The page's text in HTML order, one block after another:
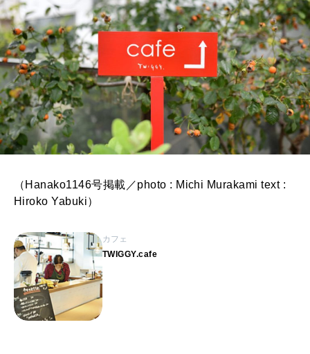
（Hanako1146号掲載／photo : Michi Murakami text :
Hiroko Yabuki）
カフェ
TWIGGY.cafe